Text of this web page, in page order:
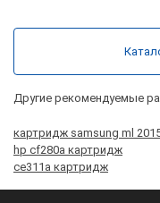
Другие рекомендуемые
картридж samsung ml
hp cf280a картридж
ce311a картридж